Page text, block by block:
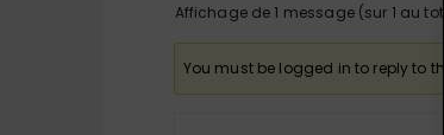
Affichage de 1 message (sur 1 au
You must be logged in to reply to